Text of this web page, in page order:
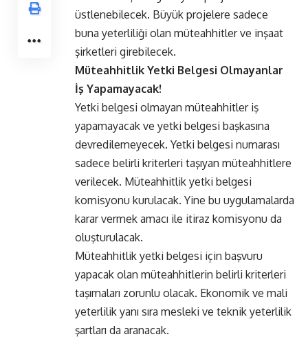
üstlenebilecek. Büyük projelere sadece
buna yeterliliği olan müteahhitler ve inşaat
şirketleri girebilecek.
Müteahhitlik Yetki Belgesi Olmayanlar
İş Yapamayacak!
Yetki belgesi olmayan müteahhitler iş
yapamayacak ve yetki belgesi başkasına
devredilemeyecek. Yetki belgesi numarası
sadece belirli kriterleri taşıyan müteahhitlere
verilecek. Müteahhitlik yetki belgesi
komisyonu kurulacak. Yine bu uygulamalarda
karar vermek amacı ile itiraz komisyonu da
oluşturulacak.
Müteahhitlik yetki belgesi için başvuru
yapacak olan müteahhitlerin belirli kriterleri
taşımaları zorunlu olacak. Ekonomik ve mali
yeterlilik yanı sıra mesleki ve teknik yeterlilik
şartları da aranacak.